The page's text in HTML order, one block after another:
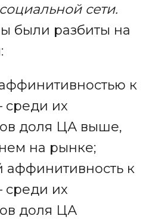
сети.
были разбиты на
к
среди их
доля ЦА выше,
на рынке;
аффинитивность к
среди их
доля ЦА